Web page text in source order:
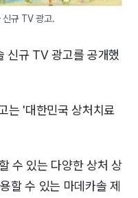
규 TV 광고.
신규 TV 광고를 공개했
는 '대한민국 상처치료
수 있는 다양한 상처 상
할 수 있는 마데카솔 제